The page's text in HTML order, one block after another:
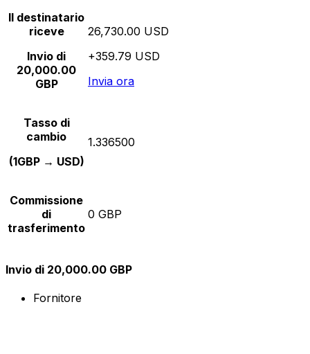
Il destinatario
riceve
Invio di
20,000.00
GBP
26,730.00 USD
+359.79 USD
Invia ora
Tasso di
cambio
(1GBP → USD)
1.336500
Commissione
di
trasferimento
0 GBP
Invio di 20,000.00 GBP
Fornitore